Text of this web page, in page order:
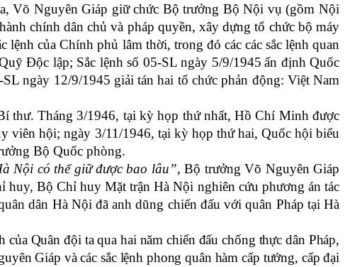
Võ Nguyên Giáp giữ chức Bộ trưởng Bộ Nội vụ (gồm Nội
chính dân chủ và pháp quyền, xây dựng tổ chức bộ máy
của Chính phủ lâm thời, trong đó các các sắc lệnh quan
Độc lập; Sắc lệnh số 05-SLngày 5/9/1945 ấn định Quốc
SL ngày 12/9/1945 giải tánhai tổ chức phản động: Việt Nam
thư. Tháng 3/1946, tại kỳ họp thứ nhất, Hồ Chí Minh được
viên hội; ngày 3/11/1946, tại kỳ họp thứ hai, Quốc hội biểu
Bộ Quốc phòng.
Nội có thể giữ được bao lâu”, Bộ trưởng Võ Nguyên Giáp
huy, Bộ Chỉ huy Mặt trận HàNội nghiên cứu phương án tác
dân Hà Nội đã anh dũng chiến đấu với quân Pháp tại Hà
Quân đội ta qua hai năm chiến đấu chống thực dân Pháp,
Giáp và các sắc lệnh phong quân hàm cấp tướng, cấp đại